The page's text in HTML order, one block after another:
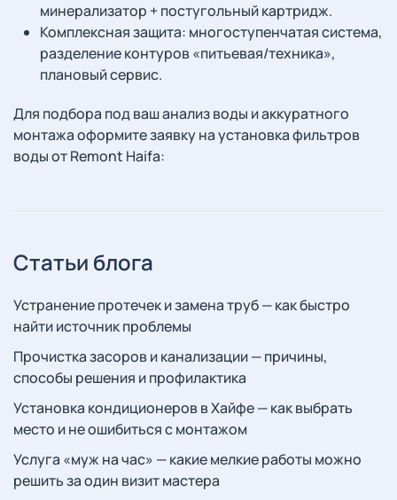
минерализатор + постугольный картридж.
Комплексная защита: многоступенчатая система,
разделение контуров «питьевая/техника»,
плановый сервис.
Для подбора под ваш анализ воды и аккуратного
монтажа оформите заявку на установка фильтров
воды от Remont Haifa:
Статьи блога
Устранение протечек и замена труб — как быстро
найти источник проблемы
Прочистка засоров и канализации — причины,
способы решения и профилактика
Установка кондиционеров в Хайфе — как выбрать
место и не ошибиться с монтажом
Услуга «муж на час» — какие мелкие работы можно
решить за один визит мастера